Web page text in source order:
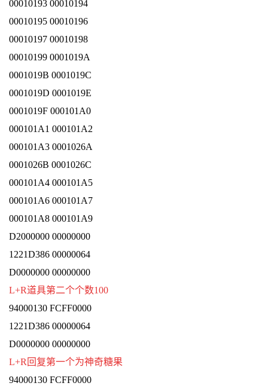
00010193 00010194
00010195 00010196
00010197 00010198
00010199 0001019A
0001019B 0001019C
0001019D 0001019E
0001019F 000101A0
000101A1 000101A2
000101A3 0001026A
0001026B 0001026C
000101A4 000101A5
000101A6 000101A7
000101A8 000101A9
D2000000 00000000
1221D386 00000064
D0000000 00000000
L+R道具第二个个数100
94000130 FCFF0000
1221D386 00000064
D0000000 00000000
L+R回复第一个为神奇糖果
94000130 FCFF0000